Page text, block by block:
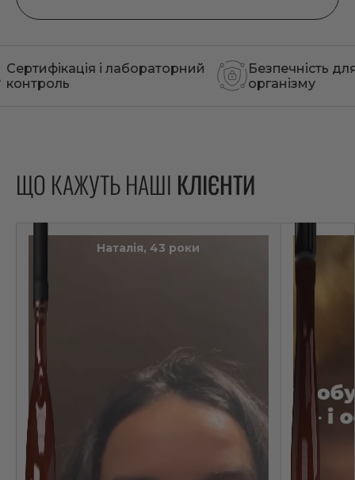
і лабораторний
Безпечність для
організму
ЩО КАЖУТЬ НАШІ КЛІЄНТИ
Наталія, 43 роки